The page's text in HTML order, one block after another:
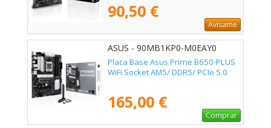
90,50 €
Avísame
ASUS - 90MB1KP0-M0EAY0
Placa Base Asus Prime B650-PLUS
WiFi Socket AM5/ DDR5/ PCIe 5.0
165,00 €
Comprar